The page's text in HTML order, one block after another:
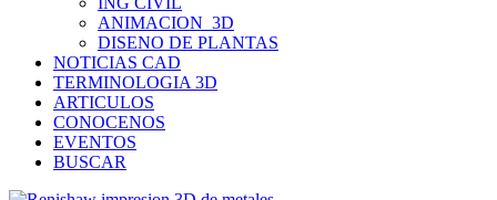
ANIMACION_3D
DISENO DE PLANTAS
NOTICIAS CAD
TERMINOLOGIA 3D
ARTICULOS
CONOCENOS
EVENTOS
BUSCAR